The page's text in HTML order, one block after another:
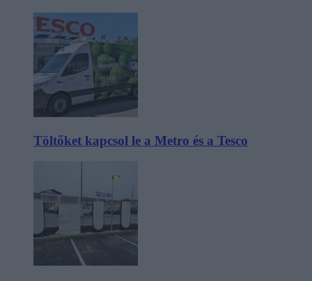
Töltőket kapcsol le a Metro és a Tesco